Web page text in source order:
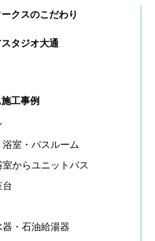
クスのこだわり
タジオ大通
工事例
浴室・バスルーム
室からユニットバス
台
器・石油給湯器